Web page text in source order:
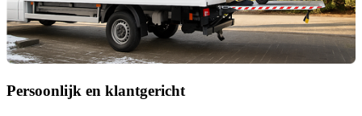
Persoonlijk en klantgericht